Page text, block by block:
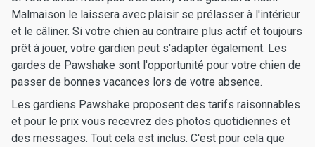
Malmaison le laissera avec plaisir se prélasser à l'intérieur
et le câliner. Si votre chien au contraire plus actif et toujours
prêt à jouer, votre gardien peut s'adapter également. Les
gardes de Pawshake sont l'opportunité pour votre chien de
passer de bonnes vacances lors de votre absence.
Les gardiens Pawshake proposent des tarifs raisonnables
et pour le prix vous recevrez des photos quotidiennes et
des messages. Tout cela est inclus. C'est pour cela que